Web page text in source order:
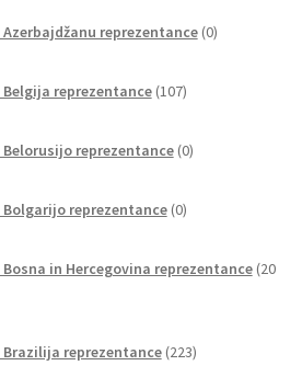
Azerbajdžanu reprezentance 0izdelkov
Belgija reprezentance 107izdelkov
Belorusijo reprezentance 0izdelkov
Bolgarijo reprezentance 0izdelkov
Bosna in Hercegovina reprezentance 20
Brazilija reprezentance 223izdelkov